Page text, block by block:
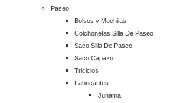
Paseo
Bolsos y Mochilas
Colchonetas Silla De Paseo
Saco Silla De Paseo
Saco Capazo
Triciclos
Fabricantes
Junama